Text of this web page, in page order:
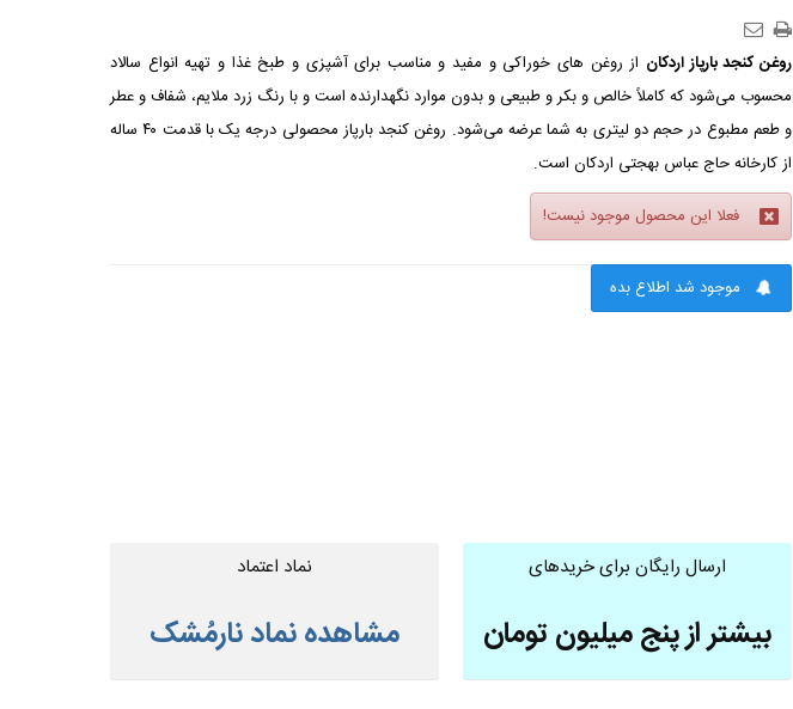
روغن کنجد بارپاز اردکان از روغن‌ های خوراکی و مفید و مناسب برای آشپزی و طبخ غذا و تهیه انواع سالاد
محسوب می‌شود که کاملاً خالص و بکر و طبیعی و بدون موارد نگهدارنده است و با رنگ زرد ملایم، شفاف و عطر
و طعم مطبوع در حجم دو لیتری به شما عرضه می‌شود. روغن کنجد بارپاز محصولی درجه یک با قدمت ۴۰ ساله
از کارخانه حاج عباس بهجتی اردکان است.
فعلا این محصول موجود نیست!
موجود شد اطلاع بده
ارسال رایگان برای خریدهای
بیشتر از پنج میلیون تومان
نماد اعتماد
مشاهده نماد نارمُشک